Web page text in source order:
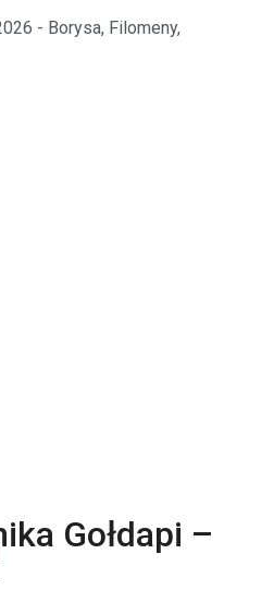
- Borysa, Filomeny,
Gołdapi –